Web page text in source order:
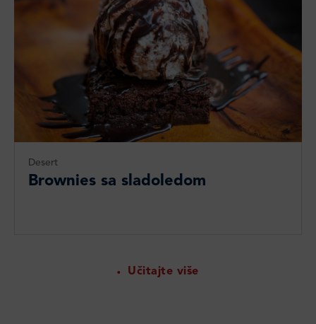
Desert
Brownies sa sladoledom
Učitajte više